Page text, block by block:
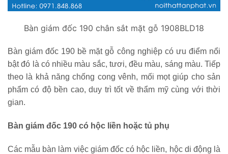
Bàn giám đốc 190 chân sắt mặt gỗ 1908BLD18
Bàn giám đốc 190 bề mặt gỗ công nghiệp có ưu điểm nổi
bật đó là có nhiều màu sắc, tươi, đều màu, sáng màu. Tiếp
theo là khả năng chống cong vênh, mối mọt giúp cho sản
phẩm có độ bền cao, duy trì tốt về thẩm mỹ cùng với thời
gian.
Bàn giám đốc 190 có hộc liền hoặc tủ phụ
Các mẫu bàn làm việc giám đốc có hộc liền, hộc di động là